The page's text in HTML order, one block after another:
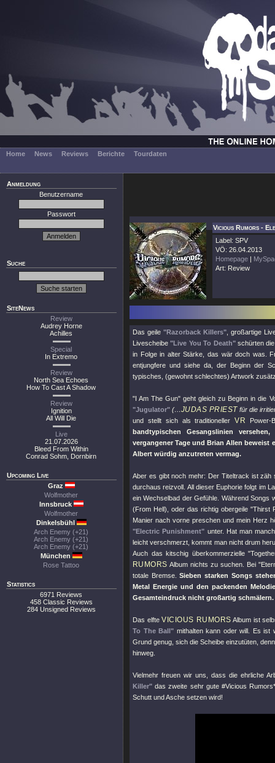
Home News Reviews Berichte Tourdaten
Anmeldung
Benutzername
Passwort
Suche
SiteNews
Review
Audrey Horne
Achilles
Special
In Extremo
Review
North Sea Echoes
How To Cast A Shadow
Review
Ignition
All Will Die
Live
21.07.2026
Bleed From Within
Conrad Sohm, Dornbirn
Upcoming Live
Graz
Wolfmother
Innsbruck
Wolfmother
Dinkelsbühl
Arch Enemy (+21)
Arch Enemy (+21)
Arch Enemy (+21)
München
Rose Tattoo
Statistics
6971 Reviews
458 Classic Reviews
284 Unsigned Reviews
Vicious Rumors -
Label: SPV
VÖ: 26.04.2013
Homepage |
Art: Review
Das geile "Razorback Killers", großartige
Livescheibe"Live You To Death"schürten
in Folge in alter Stärke, das wär doch was.
entjungfere und siehe da, der Beginn der
typisches, (gewohnt schlechtes) Artwork
"I Am The Gun" geht gleich zu Beginn in die
"Jugulator" (…JUDAS PRIEST für die
und stellt sich als traditionellerVR
Power-
bandtypischen Gesangslinien
vergangener Tage und Brian Allen beweist
Albert würdig anzutreten vermag.
Aber es gibt noch mehr: Der Titeltrack ist zäh
durchaus reizvoll. All dieser Euphorie folgt im
ein Wechselbad der Gefühle. Während Songs
(From Hell), oder das richtig obergeile "Thirst
Manier nach vorne preschen und mein Herz
"Electric Punishment" unter. Hat man
leicht verschmerzt, kommt man nicht drum
Auch das kitschig überkommerzielle "
RUMORS Album nichts zu suchen. Bei "
totale Bremse.Sieben starken Songs
Metal Energie und den packenden
Gesamteindruck nicht großartig schmälern.
Das elfteVICIOUS RUMORS Album ist
To The Ball" mithalten kann oder will. Es ist
Grund genug, sich die Scheibe einzutüten,
hinweg.
Vielmehr freuen wir uns, dass die ehrliche
Killer" das zweite sehr gute #Vicious
Schutt und Asche setzen wird!